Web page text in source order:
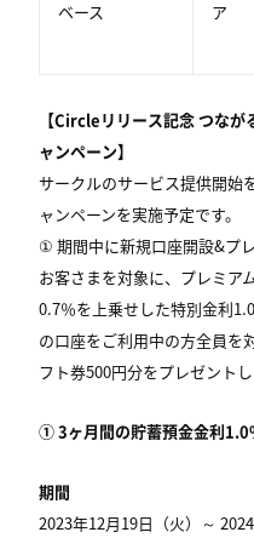
ベース
ア
【Circleリリース記念 つな
ャンペーン】
サークルのサービス提供開始
ャンペーンを実施予定です。
① 期間中に新規口座開設&プ
お客さまを対象に、プレミア
0.7％を上乗せした特別金利
の口座をご利用中の方全員を
フト券500円分をプレゼントし
① 3ヶ月間の貯蓄預金金利
期間
2023年12月19日（火）～